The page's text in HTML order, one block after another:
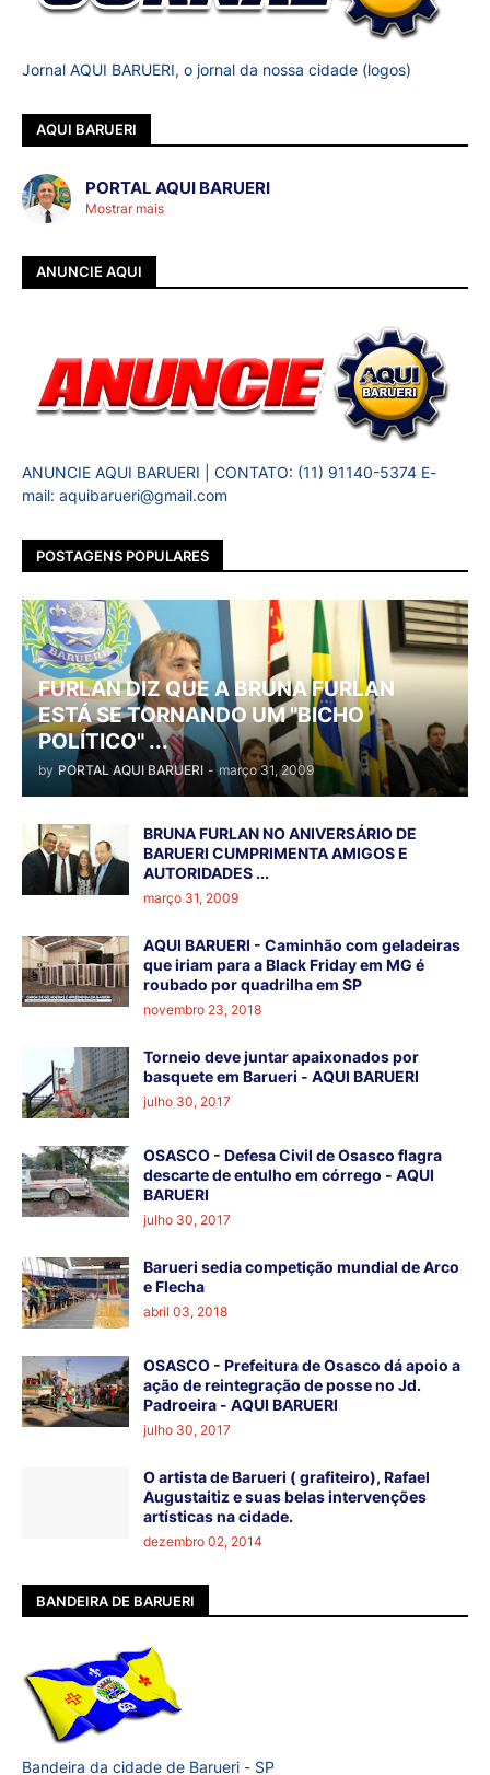
Jornal AQUI BARUERI, o jornal da nossa cidade (logos)
AQUI BARUERI
PORTAL AQUI BARUERI
Mostrar mais
ANUNCIE AQUI
ANUNCIE AQUI BARUERI | CONTATO: (11) 91140-5374 E-
mail: aquibarueri@gmail.com
POSTAGENS POPULARES
FURLAN DIZ QUE A BRUNA FURLAN
ESTÁ SE TORNANDO UM "BICHO
POLÍTICO" ...
by PORTAL AQUI BARUERI - março 31, 2009
BRUNA FURLAN NO ANIVERSÁRIO DE
BARUERI CUMPRIMENTA AMIGOS E
AUTORIDADES ...
março 31, 2009
AQUI BARUERI - Caminhão com geladeiras
que iriam para a Black Friday em MG é
roubado por quadrilha em SP
novembro 23, 2018
Torneio deve juntar apaixonados por
basquete em Barueri - AQUI BARUERI
julho 30, 2017
OSASCO - Defesa Civil de Osasco flagra
descarte de entulho em córrego - AQUI
BARUERI
julho 30, 2017
Barueri sedia competição mundial de Arco
e Flecha
abril 03, 2018
OSASCO - Prefeitura de Osasco dá apoio a
ação de reintegração de posse no Jd.
Padroeira - AQUI BARUERI
julho 30, 2017
O artista de Barueri ( grafiteiro), Rafael
Augustaitiz e suas belas intervenções
artísticas na cidade.
dezembro 02, 2014
BANDEIRA DE BARUERI
Bandeira da cidade de Barueri - SP